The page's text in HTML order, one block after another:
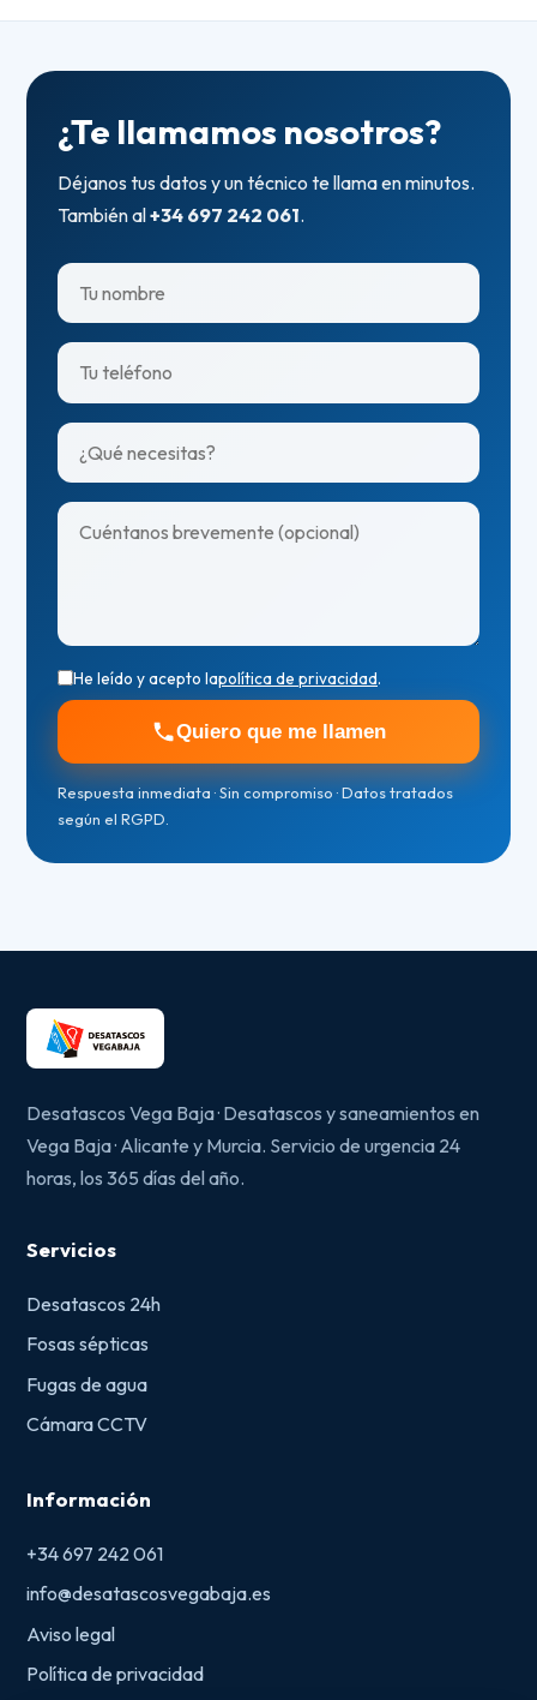
¿Te llamamos nosotros?
Déjanos tus datos y un técnico te llama en minutos.
También al+34 697 242 061.
He leído y acepto lapolítica de privacidad.
Quiero que me llamen
Respuesta inmediata · Sin compromiso · Datos tratados
según el RGPD.
Desatascos Vega Baja · Desatascos y saneamientos en
Vega Baja · Alicante y Murcia. Servicio de urgencia 24
horas, los 365 días del año.
Servicios
Desatascos 24h
Fosas sépticas
Fugas de agua
Cámara CCTV
Información
+34 697 242 061
info@desatascosvegabaja.es
Aviso legal
Política de privacidad